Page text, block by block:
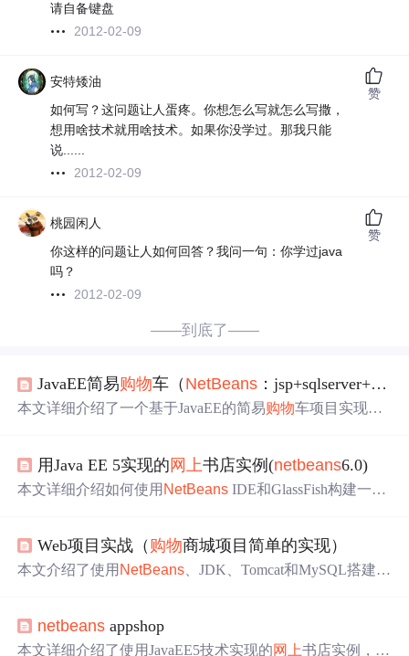
请自备键盘
2012-02-09
安特矮油
如何写？这问题让人蛋疼。你想怎么写就怎么写撒，
想用啥技术就用啥技术。如果你没学过。那我只能
说......
2012-02-09
赞
桃园闲人
你这样的问题让人如何回答？我问一句：你学过java
吗？
2012-02-09
赞
——到底了——
JavaEE简易购物车（ NetBeans ：jsp+sqlserver+jdbc+javabean）
本文详细介绍了一个基于JavaEE的简易购物车项目实现过
用Java EE 5实现的 网上书店实例(netbeans6.0)
本文详细介绍如何使用 NetBeans IDE和GlassFish构建一个
Web项目实战（ 购物商城项目简单的实现）
本文介绍了使用 NetBeans 、JDK、Tomcat和MySQL搭建的
和管理员管理模块，采用MVC模式，详细阐述了各程序文
件间的流程关系，并展示了部分界面截图。
netbeans appshop
本文详细介绍了使用JavaEE5技术实现的网上书店实例，包